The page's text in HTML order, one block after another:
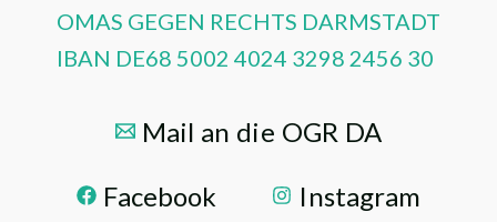
OMAS GEGEN RECHTS DARMSTADT
IBAN DE68 5002 4024 3298 2456 30
Mail an die OGR DA
Facebook
Instagram